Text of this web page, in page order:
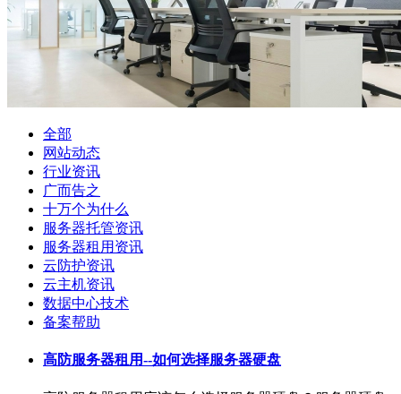
全部
网站动态
行业资讯
广而告之
十万个为什么
服务器托管资讯
服务器租用资讯
云防护资讯
云主机资讯
数据中心技术
备案帮助
高防服务器租用--如何选择服务器硬盘